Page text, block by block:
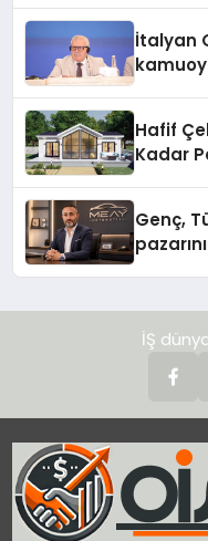
İtalyan
Hafif
Kadar
Genç,
İŞ